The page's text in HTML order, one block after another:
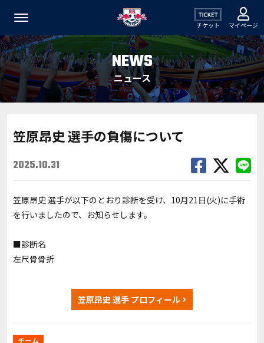
チケット マイページ
NEWS
ニュース
笠原昂史 選手の負傷について
2025.10.31
笠原昂史 選手が以下のとおり診断を受け、10月21日(火)に手術
を行いましたので、お知らせします。
■診断名
左尺骨骨折
笠原昂史 選手 プロフィール
チーム